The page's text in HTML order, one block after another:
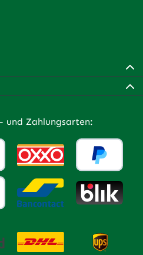
– öffnet in neuem Tab
– öffnet in neuem Tab
uns auf LinkedIn – öffnet in
Pinterest inspirieren – öffnet
mit uns auf Xing – öffnet
unsere Videos auf YouTube
und Zahlungsarten: